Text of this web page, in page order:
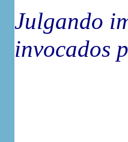
Julgando
invocados